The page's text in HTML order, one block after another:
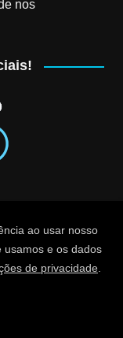
nos
ao usar nosso
usamos e os dados
de privacidade